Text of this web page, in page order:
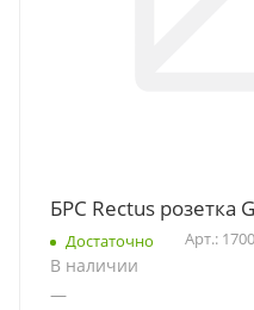
БРС Rectus розетка
Достаточно Арт.:
В наличии
—